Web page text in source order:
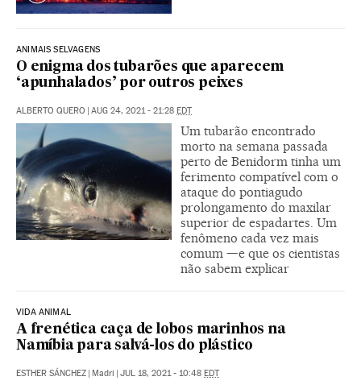
ANIMAIS SELVAGENS
O enigma dos tubarões que aparecem
‘apunhalados’ por outros peixes
ALBERTO QUERO AUG 24, 2021 - 21:28 EDT
Um tubarão encontrado
morto na semana passada
perto de Benidorm tinha um
ferimento compatível com o
ataque do pontiagudo
prolongamento do maxilar
superior de espadartes. Um
fenômeno cada vez mais
comum —e que os cientistas
não sabem explicar
VIDA ANIMAL
A frenética caça de lobos marinhos na
Namíbia para salvá-los do plástico
ESTHER SÁNCHEZ Madri JUL 18, 2021 - 10:48 EDT